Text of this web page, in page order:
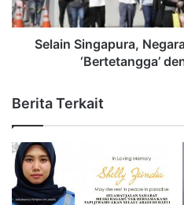
Selain Singapura,
‘Bertetangga’
Berita Terkait